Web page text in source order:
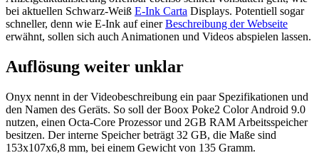
bei aktuellen Schwarz-Weiß E-Ink Carta Displays. Potentiell sogar
schneller, denn wie E-Ink auf einerBeschreibung der Webseite
erwähnt, sollen sich auch Animationen und Videos abspielen lassen.
Auflösung weiter unklar
Onyx nennt in der Videobeschreibung ein paar Spezifikationen und
den Namen des Geräts. So soll der Boox Poke2 Color Android 9.0
nutzen, einen Octa-Core Prozessor und 2GB RAM Arbeitsspeicher
besitzen. Der interne Speicher beträgt 32 GB, die Maße sind
153x107x6,8 mm, bei einem Gewicht von 135 Gramm.